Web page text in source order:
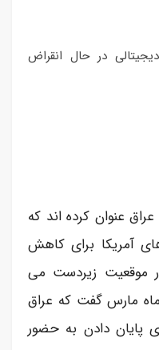
در حال انقراض
عنوان کرده اند که
آمریکا برای کاهش
موقعیت زیردست می
مارس گفت که عراق
پایان دادن به حضور